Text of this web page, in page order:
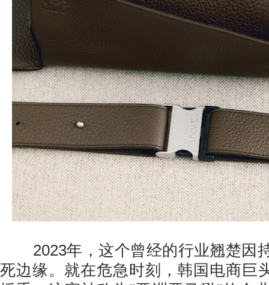
2023年，这个曾经的行业翘楚因
死边缘。就在危急时刻，韩国电商巨